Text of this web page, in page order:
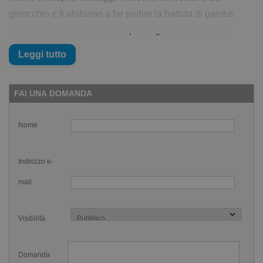
ginocchio e ti abituano a far partire la battuta di gambe
aiutano a concentrarti nel tenere la posizione corretta del
piede disteso (oppongono meno resistenza se il piede è
Puoi usare le Power Bags pinne di rete per allenare le
gambe con qualsiasi esercizio di tecnica e sono eccellenti
perle serie di gambe. Poi ovviamente sono anche due
aumenterai l'attrito e quindi l'intensità del lavoro. Il prezzo è
rete per allenare le gambe:
Leggi tutto
FAI UNA DOMANDA
Nome
Indirizzo e-
mail
Visibilità
Domanda